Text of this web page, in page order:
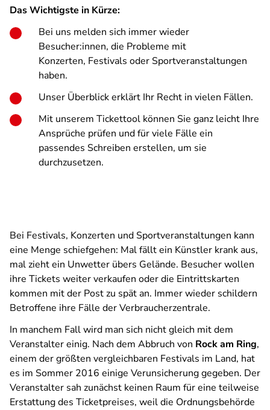
Das Wichtigste in Kürze:
Bei uns melden sich immer wieder
Besucher:innen, die Probleme mit
Konzerten, Festivals oder Sportveranstaltungen
haben.
Unser Überblick erklärt Ihr Recht in vielen Fällen.
Mit unserem Tickettool können Sie ganz leicht Ihre
Ansprüche prüfen und für viele Fälle ein
passendes Schreiben erstellen, um sie
durchzusetzen.
Bei Festivals, Konzerten und Sportveranstaltungen kann
eine Menge schiefgehen: Mal fällt ein Künstler krank aus,
mal zieht ein Unwetter übers Gelände. Besucher wollen
ihre Tickets weiter verkaufen oder die Eintrittskarten
kommen mit der Post zu spät an. Immer wieder schildern
Betroffene ihre Fälle der Verbraucherzentrale.
In manchem Fall wird man sich nicht gleich mit dem
Veranstalter einig. Nach dem Abbruch von Rock am Ring,
einem der größten vergleichbaren Festivals im Land, hat
es im Sommer 2016 einige Verunsicherung gegeben. Der
Veranstalter sah zunächst keinen Raum für eine teilweise
Erstattung des Ticketpreises, weil die Ordnungsbehörde